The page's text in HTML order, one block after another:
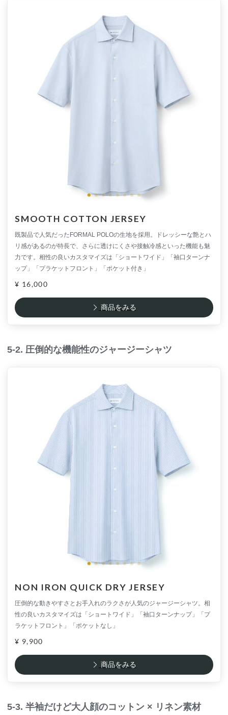
SMOOTH COTTON JERSEY
既製品で人気だったFORMAL POLOの生地を採用。ドレッシーな艶とハ
リ感があるのが特長で、さらに透けにくさや接触冷感といった機能も魅
力です。相性の良いカスタマイズは「ショートワイド」「袖口ターンナ
ップ」「プラケットフロント」「ポケット付き」
¥ 16,000
商品をみる
5-2. 圧倒的な機能性のジャージーシャツ
NON IRON QUICK DRY JERSEY
圧倒的な動きやすさとお手入れのラクさが人気のジャージーシャツ。相
性の良いカスタマイズは「ショートワイド」「袖口ターンナップ」「プ
ラケットフロント」「ポケットなし」
¥ 9,900
商品をみる
5-3. 半袖だけど大人顔のコットン × リネン素材